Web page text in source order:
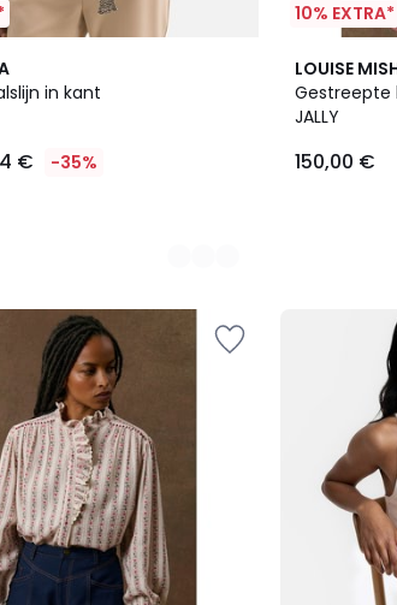
in kant
€ -35%
10% EXTRA*
LOUISE
Gestreepte
JALLY
150,00 €